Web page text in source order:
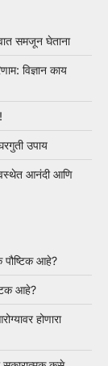
समजून घेताना
विज्ञान काय
उपाय
आनंदी आणि
पौष्टिक आहे?
आहे?
होणारा